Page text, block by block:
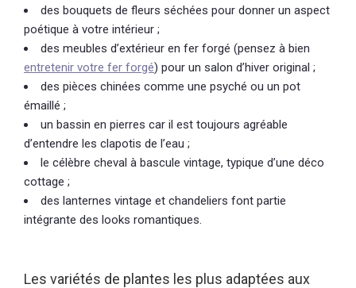
des bouquets de fleurs séchées pour donner un aspect
poétique à votre intérieur ;
des meubles d’extérieur en fer forgé (pensez à bien
entretenir votre fer forgé) pour un salon d’hiver original ;
des pièces chinées comme une psyché ou un pot
émaillé ;
un bassin en pierres car il est toujours agréable
d’entendre les clapotis de l’eau ;
le célèbre cheval à bascule vintage, typique d’une déco
cottage ;
des lanternes vintage et chandeliers font partie
intégrante des looks romantiques.
Les variétés de plantes les plus adaptées aux